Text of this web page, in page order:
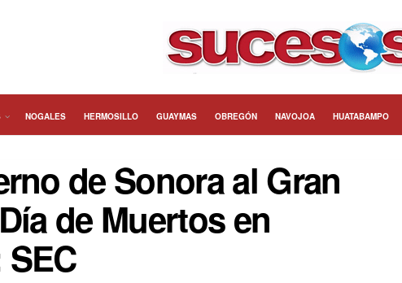
NOGALES HERMOSILLO GUAYMAS OBREGÓN NAVOJOA HUATABAMPO
de Sonora al Gran
de Muertos en